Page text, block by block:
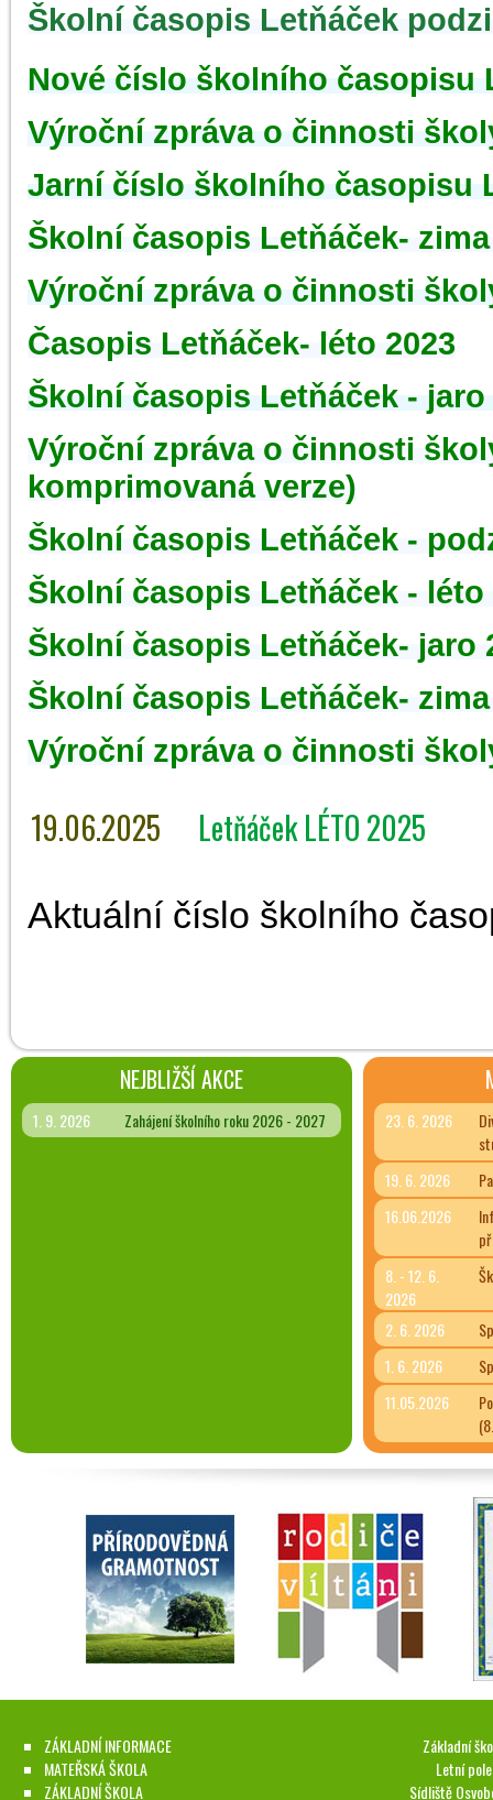
Školní časopis Letňáček
Nové číslo školního časopisu
Výroční zpráva o činnosti
Jarní číslo školního časopisu
Školní časopis Letňáček- zima
Výroční zpráva o činnosti
Časopis Letňáček- léto 2023
Školní časopis Letňáček - jaro
Výroční zpráva o činnosti
komprimovaná verze)
Školní časopis Letňáček -
Školní časopis Letňáček - léto
Školní časopis Letňáček- jaro
Školní časopis Letňáček- zima
Výroční zpráva o činnosti
19.06.2025 Letňáček LÉTO 2025
Aktuální číslo školního
NEJBLIŽŠÍ AKCE
1. 9. 2026 Zahájení školního roku 2026 - 2027 23. 6. 2026
19. 6. 2026
16.06.2026
8. - 12. 6.
2026
2. 6. 2026
1. 6. 2026
11.05.2026
ZÁKLADNÍ INFORMACE
MATEŘSKÁ ŠKOLA
ZÁKLADNÍ ŠKOLA
Základní
Letní
Sídliště